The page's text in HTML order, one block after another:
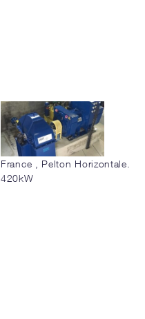
France , Pelton Horizontale.
420kW